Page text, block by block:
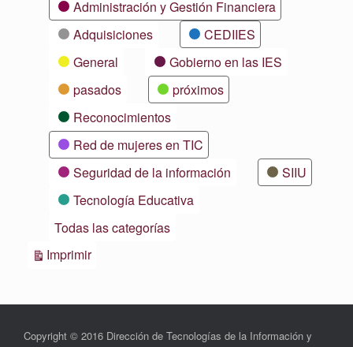
Administración y Gestión Financiera
Adquisiciones
CEDIIES
General
Gobierno en las IES
pasados
próximos
Reconocimientos
Red de mujeres en TIC
Seguridad de la información
SIIU
Tecnología Educativa
Todas las categorías
ImprimirVistas
Copyright © 2016 Dirección de Tecnologías de la Información y